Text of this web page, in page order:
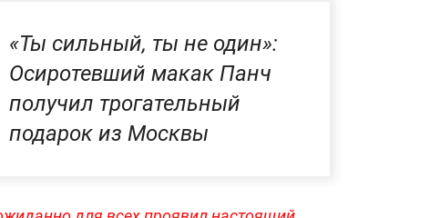
«Ты сильный, ты не один»:
Осиротевший макак Панч
получил трогательный
подарок из Москвы